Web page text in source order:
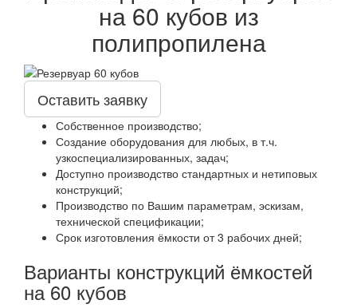
на 60 кубов из
полипропилена
Оставить заявку
Собственное производство;
Создание оборудования для любых, в т.ч.
узкоспециализированных, задач;
Доступно производство стандартных и нетиповых
конструкций;
Производство по Вашим параметрам, эскизам,
технической спецификации;
Срок изготовления ёмкости от 3 рабочих дней;
Варианты конструкций ёмкостей
на 60 кубов